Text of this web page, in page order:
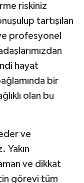
riskiniz
tartışılan
profesyonel
hayat
bir
olan bu
ve
Yakın
ve dikkat
görevi tüm